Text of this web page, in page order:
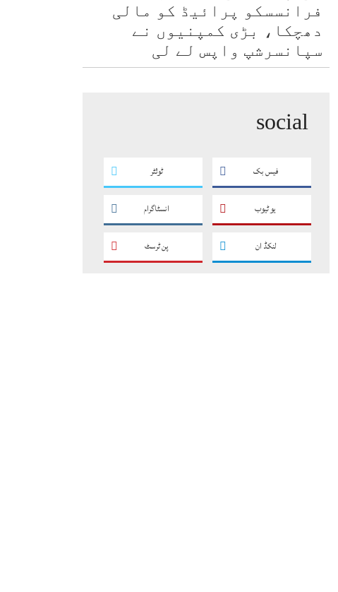
فرانسسکو پرائیڈ کو مالی
دھچکا، بڑی کمپنیوں نے
سپانسرشپ واپس لے لی
social
فیس بک ٹوئٹر
یو ٹیوب انسٹاگرام
لنکڈ ان پن ٹرسٹ